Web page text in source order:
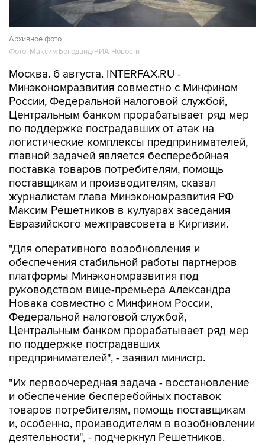
Архивное фото
Фото: Максим Богодвид/РИА Новости
Москва. 6 августа. INTERFAX.RU -
Минэкономразвития совместно с Минфином
России, Федеральной налоговой службой,
Центральным банком прорабатывает ряд мер
по поддержке пострадавших от атак на
логистические комплексы предпринимателей,
главной задачей является бесперебойная
поставка товаров потребителям, помощь
поставщикам и производителям, сказал
журналистам глава Минэкономразвития РФ
Максим Решетников в кулуарах заседания
Евразийского межправсовета в Киргизии.
"Для оперативного возобновления и
обеспечения стабильной работы партнеров
платформы Минэкономразвития под
руководством вице-премьера Александра
Новака совместно с Минфином России,
Федеральной налоговой службой,
Центральным банком прорабатывает ряд мер
по поддержке пострадавших
предпринимателей", - заявил министр.
"Их первоочередная задача - восстановление
и обеспечение бесперебойных поставок
товаров потребителям, помощь поставщикам
и, особенно, производителям в возобновлении
деятельности", - подчеркнул Решетников.